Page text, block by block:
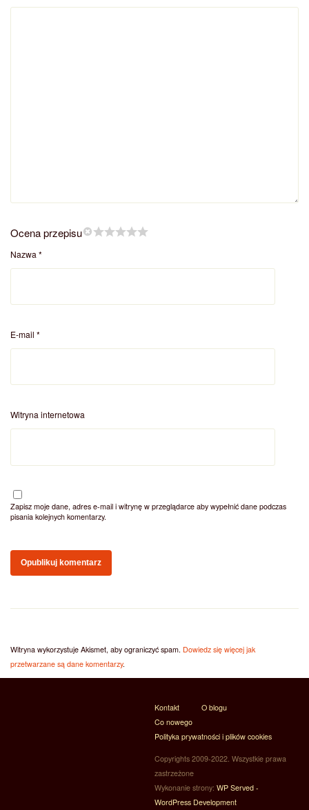
Ocena przepisu
Nazwa *
E-mail *
Witryna internetowa
Zapisz moje dane, adres e-mail i witrynę w przeglądarce aby wypełnić dane podczas
pisania kolejnych komentarzy.
Witryna wykorzystuje Akismet, aby ograniczyć spam. Dowiedz się więcej jak
przetwarzane są dane komentarzy.
Kontakt
O blogu
Co nowego
Polityka prywatności i plików cookies
Copyrights 2009-2022. Wszystkie prawa
zastrzeżone
Wykonanie strony: WP Served -
WordPress Development